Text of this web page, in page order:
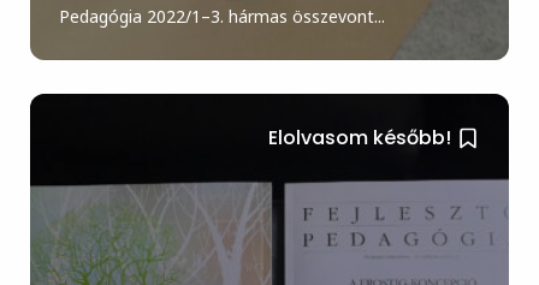
Pedagógia 2022/1–3. hármas összevont...
Elolvasom később!